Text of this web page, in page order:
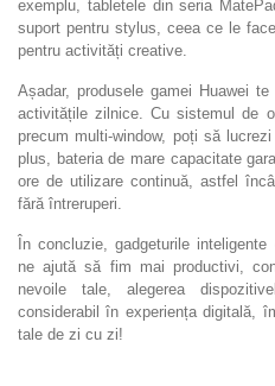
exemplu, tabletele din seria
suport pentru stylus, ceea ce le
pentru activități creative.
Așadar, produsele gamei Huawei
activitățile zilnice. Cu sistemul de
precum multi-window, poți să
plus, bateria de mare capacitate
ore de utilizare continuă, astfel
fără întreruperi.
În concluzie, gadgeturile
ne ajută să fim mai productivi,
nevoile tale, alegerea
considerabil în experiența digitală,
tale de zi cu zi!